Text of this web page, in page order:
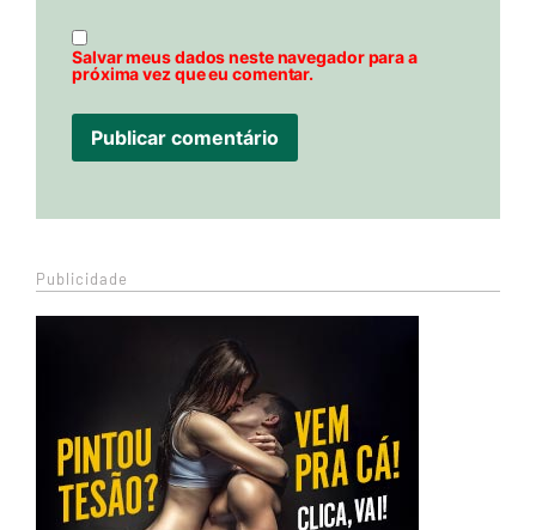
Salvar meus dados neste navegador para a
próxima vez que eu comentar.
Publicidade